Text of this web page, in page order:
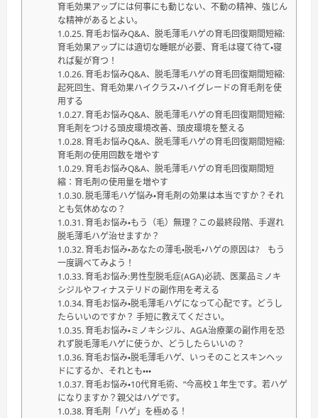
育毛効果アップには何事にも動じない、不動の精神、強じん
な精神があるとよい。
育毛お悩みQ&A、脱毛薄毛ハゲの育毛回復期間短縮:
育毛効果アップには適切な睡眠が必要、育毛は寝て待て・寝
れば髪が育つ！
育毛お悩みQ&A、脱毛薄毛ハゲの育毛回復期間短縮:
起死回生、育毛効果ハイクラス・ハイグレードの育毛剤を使
用する
育毛お悩みQ&A、脱毛薄毛ハゲの育毛回復期間短縮:
育毛剤をつける頭皮環境改善、頭皮環境を整える
育毛お悩みQ&A、脱毛薄毛ハゲの育毛回復期間短縮:
育毛剤の使用回数を増やす
育毛お悩みQ&A、脱毛薄毛ハゲの育毛回復期間短
縮：育毛剤の使用量を増やす
脱毛薄毛ハゲ悩み・育毛剤の効果は本当ですか？それ
とも気休めなの？
育毛お悩み・もう（毛）無理？この最終段階、手遅れ
脱毛薄毛ハゲ治せますか？
育毛お悩み・あなたの薄毛・脱毛・ハゲの原因は? もう
一度調べてみよう！
育毛お悩み:男性型脱毛症(AGA)必読、医薬品ミノキ
シジルやフィナステリドの副作用を考える
育毛お悩み・脱毛薄毛ハゲになって心配です。どうし
たらいいのですか？ 手短に教えてください。
育毛お悩み・ミノキシジル、AGA治療薬の副作用を恐
れず脱毛薄毛ハゲに使うか、どうしたらいいの？
育毛お悩み・脱毛薄毛ハゲ、いっそのことスキンヘッ
ドにするか、それとも・・・
育毛お悩み・10代育毛術、”今高校１年生です。若ハゲ
になりますか？親父はハゲです。
育毛剤「ハゲ」を極める！